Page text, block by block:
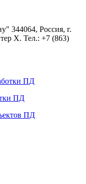
344064, Россия, г.
Х. Тел.: +7 (863)
ПД
ПД
ПД